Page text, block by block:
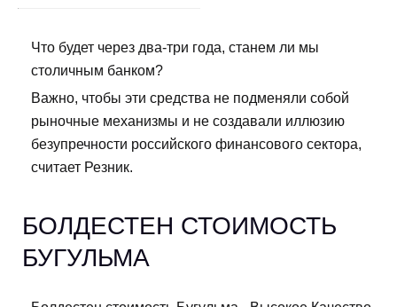
Что будет через два-три года, станем ли мы
столичным банком?
Важно, чтобы эти средства не подменяли собой
рыночные механизмы и не создавали иллюзию
безупречности российского финансового сектора,
считает Резник.
БОЛДЕСТЕН СТОИМОСТЬ
БУГУЛЬМА